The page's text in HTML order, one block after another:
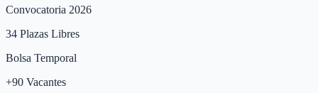
Convocatoria 2026
34 Plazas Libres
Bolsa Temporal
+90 Vacantes